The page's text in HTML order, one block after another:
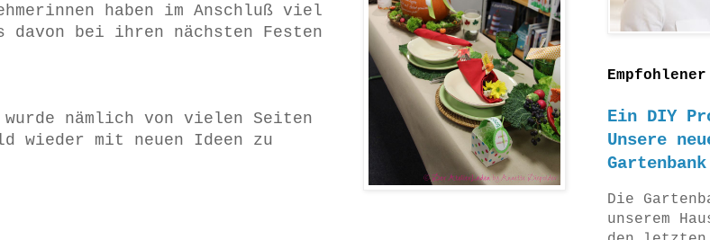
haben im Anschluß viel
bei ihren nächsten Festen
nämlich von vielen Seiten
wieder mit neuen Ideen zu
Ein DIY
Unsere
Die
unserem